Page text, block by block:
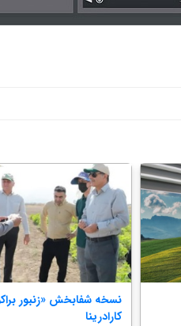
نسخه شفابخش «زنبور
کارادرینا